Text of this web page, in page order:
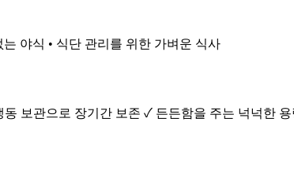
야식 • 식단 관리를 위한 가벼운 식사
보관으로 장기간 보존 ✓ 든든함을 주는 넉넉한 용